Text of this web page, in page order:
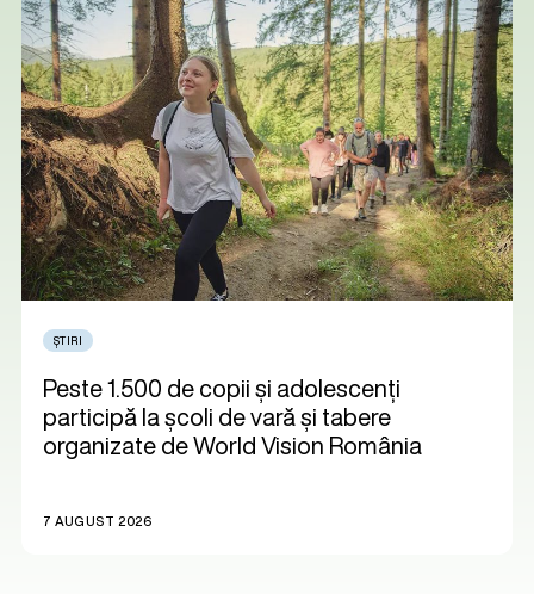
ȘTIRI
Peste 1.500 de copii și adolescenți
participă la școli de vară și tabere
organizate de World Vision România
7 AUGUST 2026